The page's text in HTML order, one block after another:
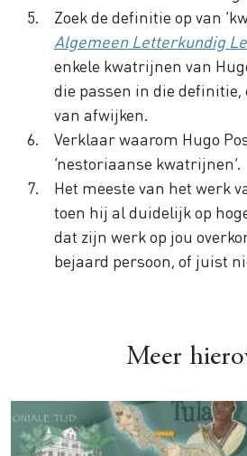
Zoek de definitie op van
Algemeen Letterkundig
enkele kwatrijnen van
die passen in die definitie,
van afwijken.
Verklaar waarom Hugo
‘nestoriaanse kwatrijnen’.
Het meeste van het werk
toen hij al duidelijk op
dat zijn werk op jou
bejaard persoon, of juist
Meer